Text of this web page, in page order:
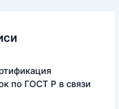
по ГОСТ Р в связи